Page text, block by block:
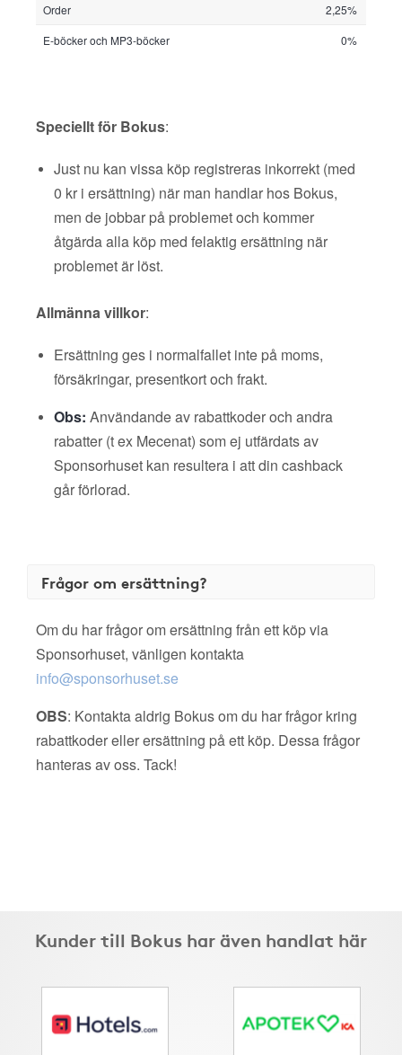
Order
2,25%
E-böcker och MP3-böcker
0%
Speciellt för Bokus:
Just nu kan vissa köp registreras inkorrekt (med
0 kr i ersättning) när man handlar hos Bokus,
men de jobbar på problemet och kommer
åtgärda alla köp med felaktig ersättning när
problemet är löst.
Allmänna villkor:
Ersättning ges i normalfallet inte på moms,
försäkringar, presentkort och frakt.
Obs: Användande av rabattkoder och andra
rabatter (t ex Mecenat) som ej utfärdats av
Sponsorhuset kan resultera i att din cashback
går förlorad.
Frågor om ersättning?
Om du har frågor om ersättning från ett köp via
Sponsorhuset, vänligen kontakta
info@sponsorhuset.se
OBS: Kontakta aldrig Bokus om du har frågor kring
rabattkoder eller ersättning på ett köp. Dessa frågor
hanteras av oss. Tack!
Kunder till Bokus har även handlat här